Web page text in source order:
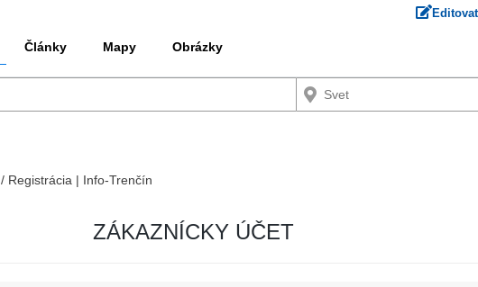
Články Mapy Obrázky
Registrácia | Info-Trenčín
ZÁKAZNÍCKY ÚČET